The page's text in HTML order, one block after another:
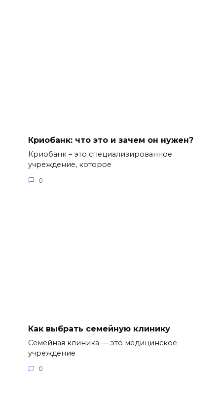
Криобанк: что это и зачем он нужен?
Криобанк – это специализированное
учреждение, которое
0
Как выбрать семейную клинику
Семейная клиника — это медицинское
учреждение
0